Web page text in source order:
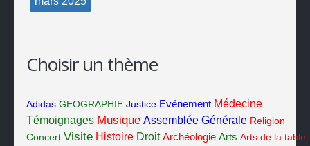
Choisir un thème
Adidas GEOGRAPHIE Justice Evénement Médecine
Témoignages Musique Assemblée Générale Religion
Concert Visite Histoire Droit Archéologie Arts Arts de la table